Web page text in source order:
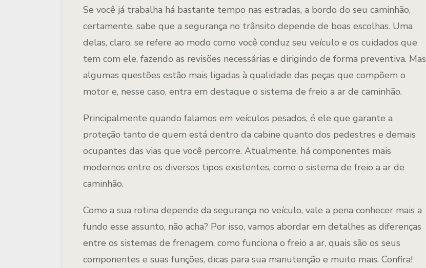
Se você já trabalha há bastante tempo nas estradas, a bordo do seu caminhão,
certamente, sabe que a segurança no trânsito depende de boas escolhas. Uma
delas, claro, se refere ao modo como você conduz seu veículo e os cuidados que
tem com ele, fazendo as revisões necessárias e dirigindo de forma preventiva. Mas
algumas questões estão mais ligadas à qualidade das peças que compõem o
motor e, nesse caso, entra em destaque o sistema de freio a ar de caminhão.
Principalmente quando falamos em veículos pesados, é ele que garante a
proteção tanto de quem está dentro da cabine quanto dos pedestres e demais
ocupantes das vias que você percorre. Atualmente, há componentes mais
modernos entre os diversos tipos existentes, como o sistema de freio a ar de
caminhão.
Como a sua rotina depende da segurança no veículo, vale a pena conhecer mais a
fundo esse assunto, não acha? Por isso, vamos abordar em detalhes as diferenças
entre os sistemas de frenagem, como funciona o freio a ar, quais são os seus
componentes e suas funções, dicas para sua manutenção e muito mais. Confira!